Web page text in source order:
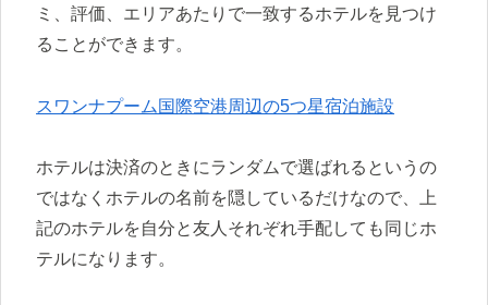
ミ、評価、エリアあたりで一致するホテルを見つけ
ることができます。
スワンナプーム国際空港周辺の5つ星宿泊施設
ホテルは決済のときにランダムで選ばれるというの
ではなくホテルの名前を隠しているだけなので、上
記のホテルを自分と友人それぞれ手配しても同じホ
テルになります。